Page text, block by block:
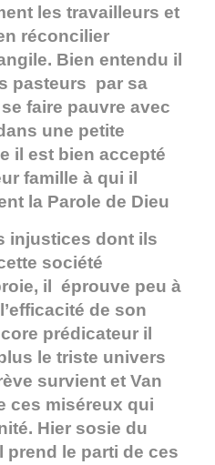
les travailleurs et
réconcilier
Bien entendu il
pasteurs par sa
faire pauvre avec
une petite
il est bien accepté
famille à qui il
la Parole de Dieu
injustices dont ils
société
il éprouve peu à
de son
prédicateur il
le triste univers
survient et Van
ces miséreux qui
Hier sosie du
prend le parti de ces